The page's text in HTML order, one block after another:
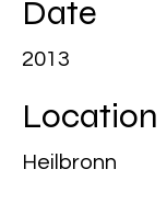
Date
2013
Location
Heilbronn